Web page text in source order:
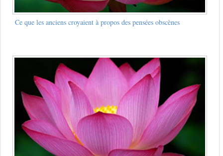
Ce que les anciens croyaient à propos des pensées obscènes